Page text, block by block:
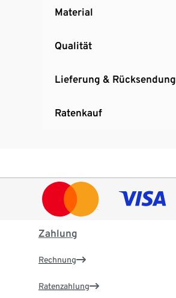
Material
Qualität
Lieferung & Rücksendung
Ratenkauf
Zahlung
Rechnung
Ratenzahlung